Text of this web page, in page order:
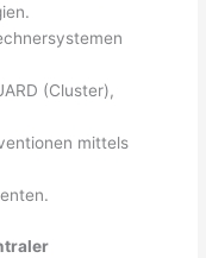
(Cluster),
mittels